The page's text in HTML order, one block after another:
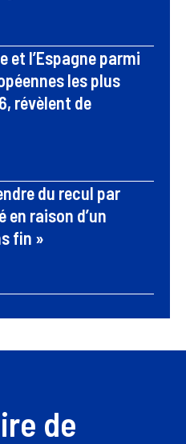
et l’Espagne parmi
les plus
révèlent de
du recul par
raison d’un
fin »
de